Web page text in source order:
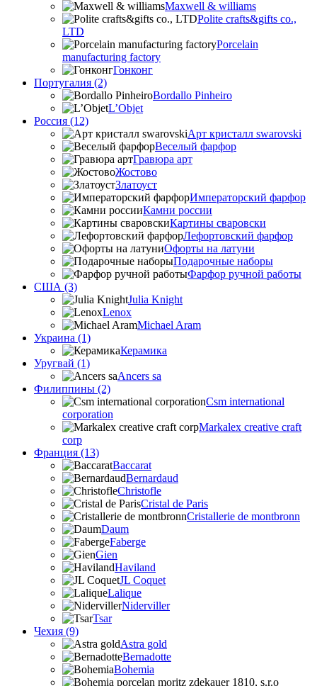
Maxwell & williams
Polite crafts&gifts co.,
LTD
Porcelain
manufacturing factory
Гонконг
Португалия (2)
Bordallo Pinheiro
L’Objet
Россия (12)
Арт кристалл swarovski
Веселый фарфор
Гравюра арт
Жостово
Златоуст
Императорский фарфор
Камни россии
Картины сваровски
Лефортовский фарфор
Офорты на латуни
Подарочные наборы
Фарфор ручной работы
США (3)
Julia Knight
Lenox
Michael Aram
Украина (1)
Керамика
Уругвай (1)
Ancers sa
Филиппины (2)
Csm international
corporation
Markalex creative craft
corp
Франция (13)
Baccarat
Bernardaud
Christofle
Cristal de Paris
Cristallerie de montbronn
Daum
Faberge
Gien
Haviland
JL Coquet
Lalique
Niderviller
Tsar
Чехия (9)
Astra gold
Bernadotte
Bohemia